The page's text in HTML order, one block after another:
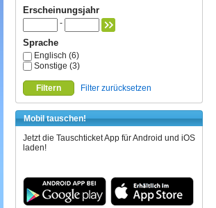
Erscheinungsjahr
-
Sprache
Englisch (6)
Sonstige (3)
Filtern Filter zurücksetzen
Mobil tauschen!
Jetzt die Tauschticket App für Android und iOS
laden!